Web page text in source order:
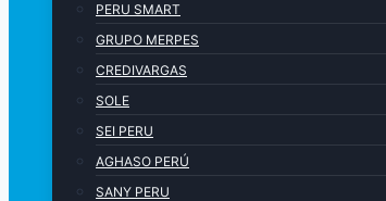
PERU SMART
GRUPO MERPES
CREDIVARGAS
SOLE
SEI PERU
AGHASO PERÚ
SANY PERU